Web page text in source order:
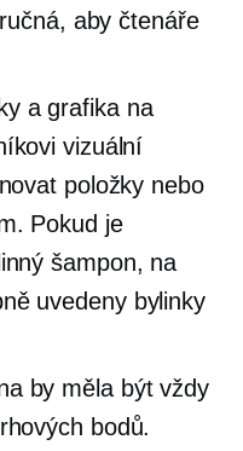
aby čtenáře
a grafika na
vizuální
položky nebo
Pokud je
šampon, na
uvedeny bylinky
by měla být vždy
bodů.